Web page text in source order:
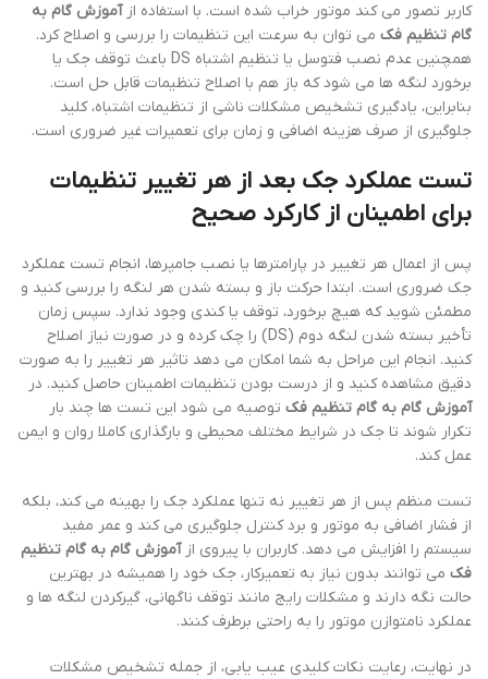
کاربر تصور می کند موتور خراب شده است. با استفاده ازآموزش گام به
گام تنظیم فک می توان به سرعت این تنظیمات را بررسی و اصلاح کرد.
همچنین عدم نصب فتوسل یا تنظیم اشتباه DS باعث توقف جک یا
برخورد لنگه ها می شود که باز هم با اصلاح تنظیمات قابل حل است.
بنابراین، یادگیری تشخیص مشکلات ناشی از تنظیمات اشتباه، کلید
جلوگیری از صرف هزینه اضافی و زمان برای تعمیرات غیر ضروری است.
تست عملکرد جک بعد از هر تغییر تنظیمات
برای اطمینان از کارکرد صحیح
پس از اعمال هر تغییر در پارامترها یا نصب جامپرها، انجام تست عملکرد
جک ضروری است. ابتدا حرکت باز و بسته شدن هر لنگه را بررسی کنید و
مطمئن شوید که هیچ برخورد، توقف یا کندی وجود ندارد. سپس زمان
تأخیر بسته شدن لنگه دوم (DS) را چک کرده و در صورت نیاز اصلاح
کنید. انجام این مراحل به شما امکان می دهد تاثیر هر تغییر را به صورت
دقیق مشاهده کنید و از درست بودن تنظیمات اطمینان حاصل کنید. در
آموزش گام به گام تنظیم فک توصیه می شود این تست ها چند بار
تکرار شوند تا جک در شرایط مختلف محیطی و بارگذاری کاملا روان و ایمن
عمل کند.
تست منظم پس از هر تغییر نه تنها عملکرد جک را بهینه می کند، بلکه
از فشار اضافی به موتور و برد کنترل جلوگیری می کند و عمر مفید
سیستم را افزایش می دهد. کاربران با پیروی ازآموزش گام به گام تنظیم
فک می توانند بدون نیاز به تعمیرکار، جک خود را همیشه در بهترین
حالت نگه دارند و مشکلات رایج مانند توقف ناگهانی، گیرکردن لنگه ها و
عملکرد نامتوازن موتور را به راحتی برطرف کنند.
در نهایت، رعایت نکات کلیدی عیب یابی، از جمله تشخیص مشکلات